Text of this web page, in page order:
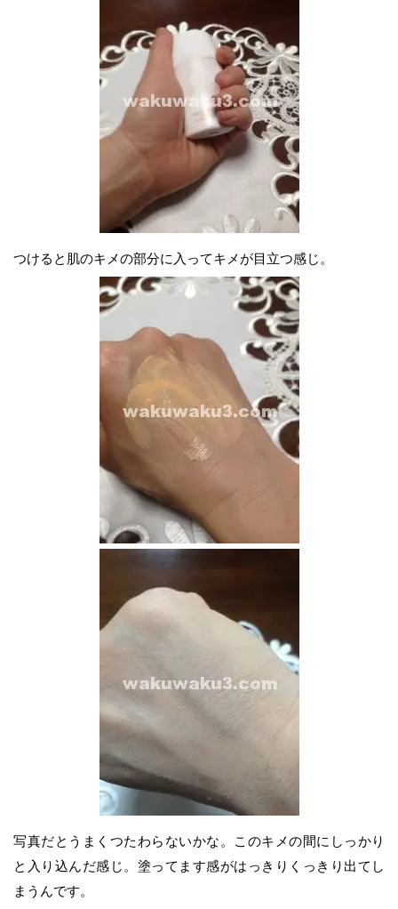
つけると肌のキメの部分に入ってキメが目立つ感じ。
写真だとうまくつたわらないかな。このキメの間にしっかり
と入り込んだ感じ。塗ってます感がはっきりくっきり出てし
まうんです。